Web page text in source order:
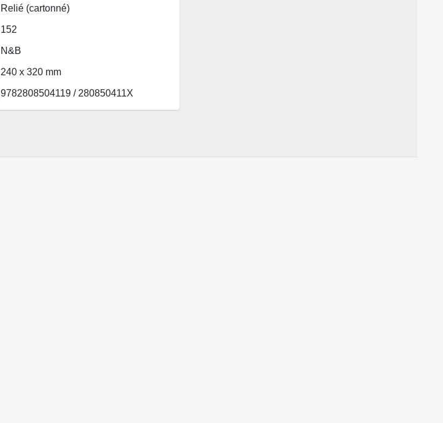
Relié (cartonné)
152
N&B
240 x 320 mm
9782808504119 / 280850411X